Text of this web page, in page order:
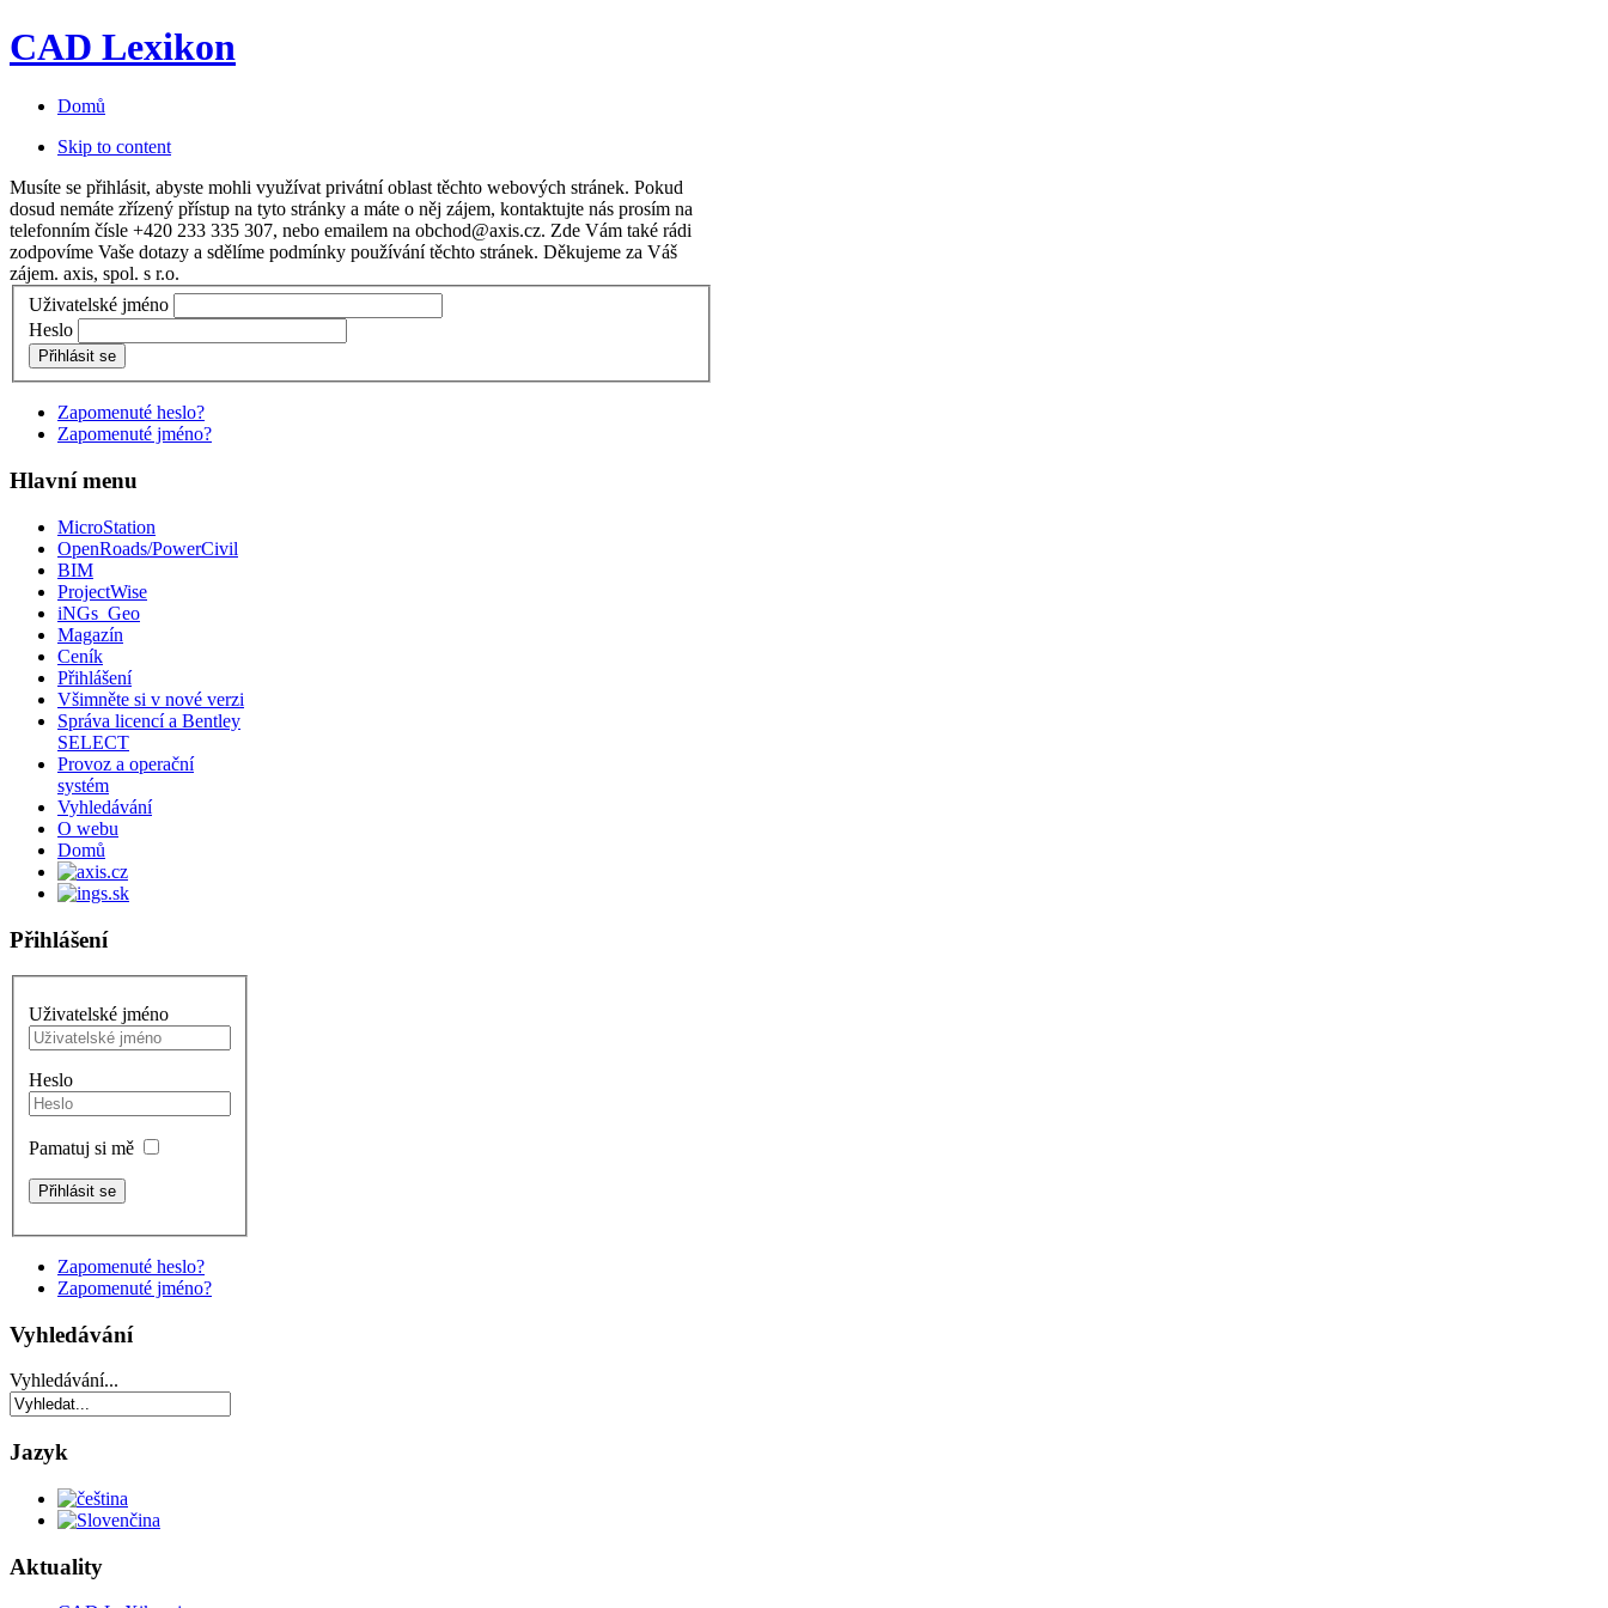
CAD Lexikon
Domů
Skip to content
Musíte se přihlásit, abyste mohli využívat privátní oblast těchto webových stránek. Pokud
dosud nemáte zřízený přístup na tyto stránky a máte o něj zájem, kontaktujte nás prosím na
telefonním čísle +420 233 335 307, nebo emailem na obchod@axis.cz. Zde Vám také rádi
zodpovíme Vaše dotazy a sdělíme podmínky používání těchto stránek. Děkujeme za Váš
zájem. axis, spol. s r.o.
Uživatelské jméno
Heslo
Přihlásit se
Zapomenuté heslo?
Zapomenuté jméno?
Hlavní menu
MicroStation
OpenRoads/PowerCivil
BIM
ProjectWise
iNGs_Geo
Magazín
Ceník
Přihlášení
Všimněte si v nové verzi
Správa licencí a Bentley
SELECT
Provoz a operační
systém
Vyhledávání
O webu
Domů
Přihlášení
Uživatelské jméno
Heslo
Pamatuj si mě
Zapomenuté heslo?
Zapomenuté jméno?
Vyhledávání
Vyhledávání...
Jazyk
Aktuality